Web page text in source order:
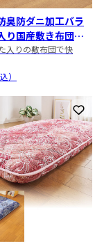
臭防ダニ加工バラ
り国産敷き布団シ
入りの敷布団で快
）
お